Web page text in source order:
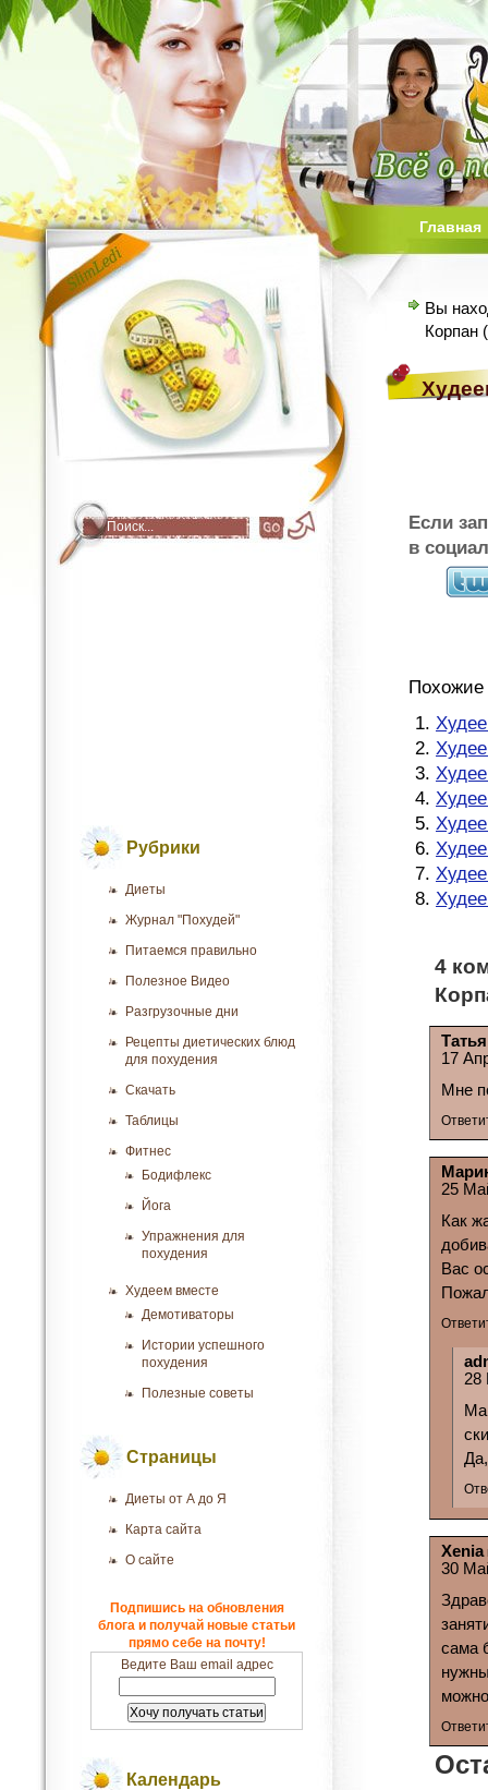
Главная
Рубрики
Диеты
Журнал "Похудей"
Питаемся правильно
Полезное Видео
Разгрузочные дни
Рецепты диетических блюд
для похудения
Скачать
Таблицы
Фитнес
Бодифлекс
Йога
Упражнения для
похудения
Худеем вместе
Демотиваторы
Истории успешного
похудения
Полезные советы
Страницы
Диеты от А до Я
Карта сайта
О сайте
Подпишись на обновления
блога и получай новые статьи
прямо себе на почту!
Ведите Ваш email адрес
Календарь
Вы
Корпан
Если
в
Похожие
4
17
Мне
25
Как
Вас
28
Xenia
30
сама